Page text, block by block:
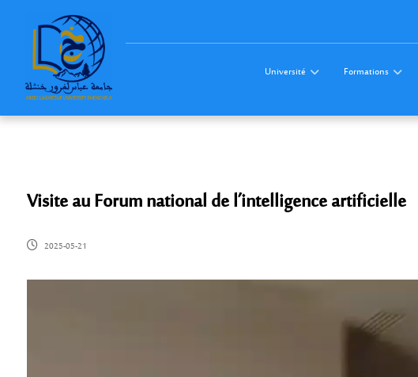
Université Formations
Visite au Forum national de l’intelligence artificielle
2025-05-21